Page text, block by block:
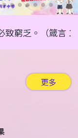
。（箴言 14:23）
更多